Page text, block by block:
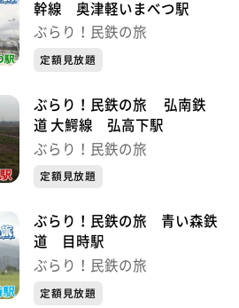
幹線 奥津軽いまべつ駅
ぶらり！民鉄の旅
定額見放題
ぶらり！民鉄の旅 弘南鉄
道 大鰐線 弘高下駅
ぶらり！民鉄の旅
定額見放題
ぶらり！民鉄の旅 青い森鉄
道 目時駅
ぶらり！民鉄の旅
定額見放題